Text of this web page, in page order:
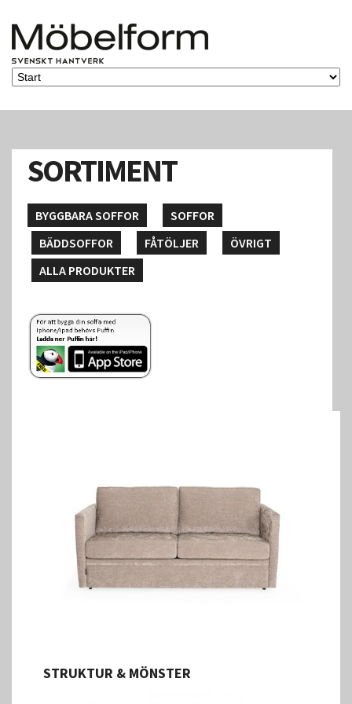
SORTIMENT
BYGGBARA SOFFOR
SOFFOR
BÄDDSOFFOR
FÅTÖLJER
ÖVRIGT
ALLA PRODUKTER
STRUKTUR & MÖNSTER